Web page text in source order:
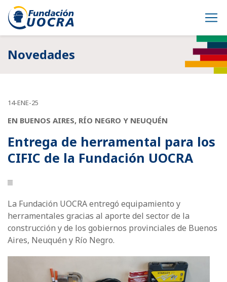
Novedades
14-ENE-25
EN BUENOS AIRES, RÍO NEGRO Y NEUQUÉN
Entrega de herramental para los
CIFIC de la Fundación UOCRA
La Fundación UOCRA entregó equipamiento y
herramentales gracias al aporte del sector de la
construcción y de los gobiernos provinciales de Buenos
Aires, Neuquén y Río Negro.